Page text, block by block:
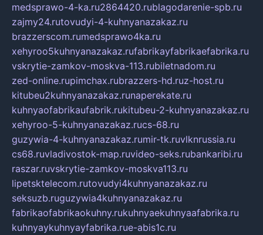
medsprawo-4-ka.ru2864420.rublagodarenie-spb.ru
zajmy24.rutovudyi-4-kuhnyanazakaz.ru
brazzerscom.rumedsprawo4ka.ru
xehyroo5kuhnyanazakaz.rufabrikayfabrikaefabrika.ru
vskrytie-zamkov-moskva-113.rubiletnadom.ru
zed-online.rupimchax.rubrazzers-hd.ruz-host.ru
kitubeu2kuhnyanazakaz.runaperekate.ru
kuhnyaofabrikaufabrik.rukitubeu-2-kuhnyanazakaz.ru
xehyroo-5-kuhnyanazakaz.rucs-68.ru
guzywia-4-kuhnyanazakaz.rumir-tk.ruvlknrussia.ru
cs68.ruvladivostok-map.ruvideo-seks.rubankaribi.ru
raszar.ruvskrytie-zamkov-moskva113.ru
lipetsktelecom.rutovudyi4kuhnyanazakaz.ru
seksuzb.ruguzywia4kuhnyanazakaz.ru
fabrikaofabrikaokuhny.rukuhnyaekuhnyaafabrika.ru
kuhnyaykuhnyayfabrika.rue-abis1c.ru